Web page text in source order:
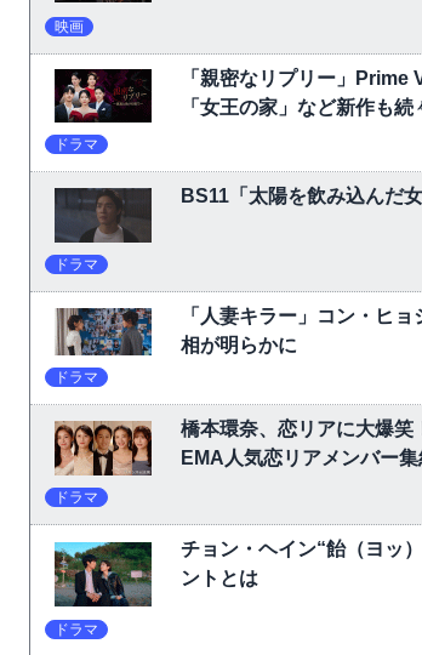
映画
「親密なリプリー」
「女王の家」など新作も続
ドラマ
BS11「太陽を飲み込んだ
ドラマ
「人妻キラー」コン・ヒ
相が明らかに
ドラマ
橋本環奈、恋リアに大爆
EMA人気恋リアメンバー集
ドラマ
チョン・ヘイン“飴（ヨッ
ントとは
ドラマ